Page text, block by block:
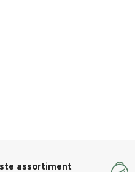
assortiment